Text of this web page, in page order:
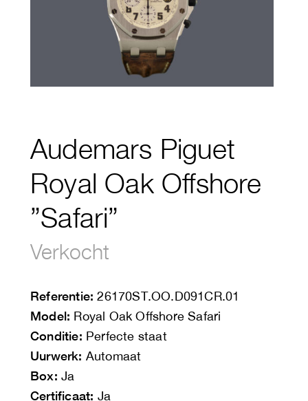
Audemars Piguet
Royal Oak Offshore
”Safari”
Verkocht
Referentie: 26170ST.OO.D091CR.01
Model: Royal Oak Offshore Safari
Conditie: Perfecte staat
Uurwerk: Automaat
Box: Ja
Certificaat: Ja